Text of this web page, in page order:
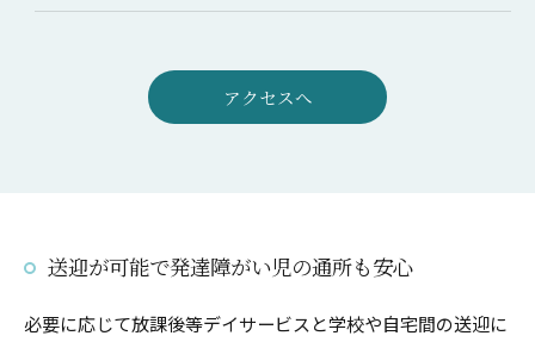
アクセスへ
送迎が可能で発達障がい児の通所も安心
必要に応じて放課後等デイサービスと学校や自宅間の送迎に